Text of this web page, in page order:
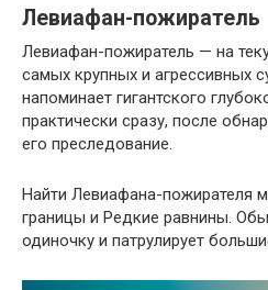
Левиафан-пожиратель
Левиафан-пожиратель — на
самых крупных и агрессивных
напоминает гигантского
практически сразу, после
его преследование.
Найти Левиафана-пожирателя
границы и Редкие равнины.
одиночку и патрулирует